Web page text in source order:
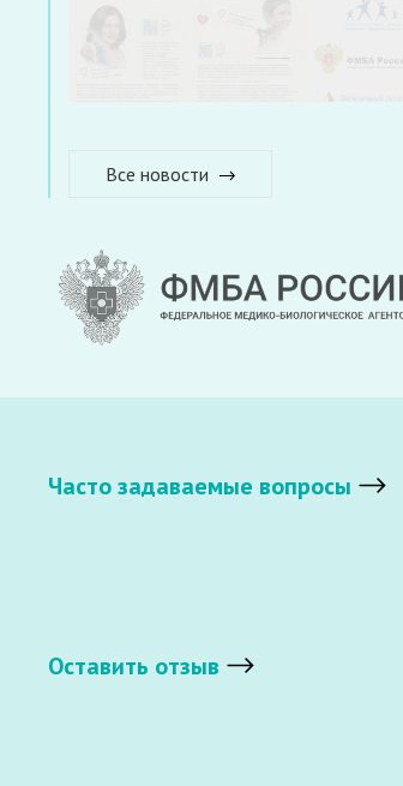
Все новости
Часто задаваемые вопросы
Оставить отзыв